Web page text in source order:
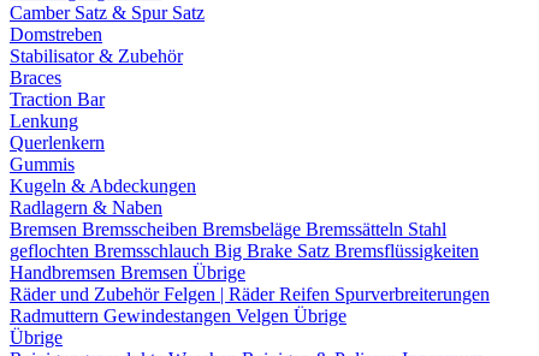
Camber Satz & Spur Satz
Domstreben
Stabilisator & Zubehör
Braces
Traction Bar
Lenkung
Querlenkern
Gummis
Kugeln & Abdeckungen
Radlagern & Naben
Bremsen Bremsscheiben Bremsbeläge Bremssätteln Stahl
geflochten Bremsschlauch Big Brake Satz Bremsflüssigkeiten
Handbremsen Bremsen Übrige
Räder und ZubehörFelgen | RäderReifen Spurverbreiterungen
Radmuttern Gewindestangen Velgen Übrige
Übrige